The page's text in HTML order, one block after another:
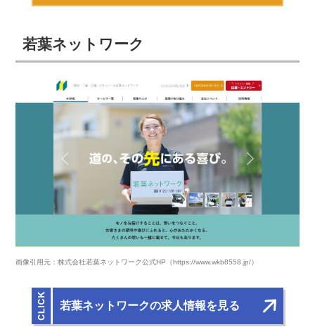
若葉ネットワーク
画像引用元：株式会社若葉ネットワーク公式HP（https://www.wkb8558.jp/）
若葉ネットワークの求人情報を見る